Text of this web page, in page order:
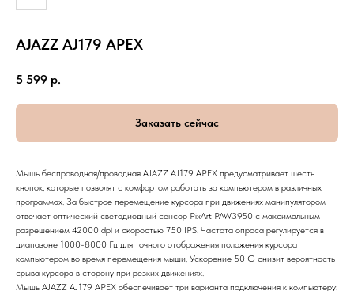
AJAZZ AJ179 APEX
5 599 р.
Заказать сейчас
Мышь беспроводная/проводная AJAZZ AJ179 APEX предусматривает шесть
кнопок, которые позволят с комфортом работать за компьютером в различных
программах. За быстрое перемещение курсора при движениях манипулятором
отвечает оптический светодиодный сенсор PixArt PAW3950 с максимальным
разрешением 42000 dpi и скоростью 750 IPS. Частота опроса регулируется в
диапазоне 1000-8000 Гц для точного отображения положения курсора
компьютером во время перемещения мыши. Ускорение 50 G снизит вероятность
срыва курсора в сторону при резких движениях.
Мышь AJAZZ AJ179 APEX обеспечивает три варианта подключения к компьютеру: